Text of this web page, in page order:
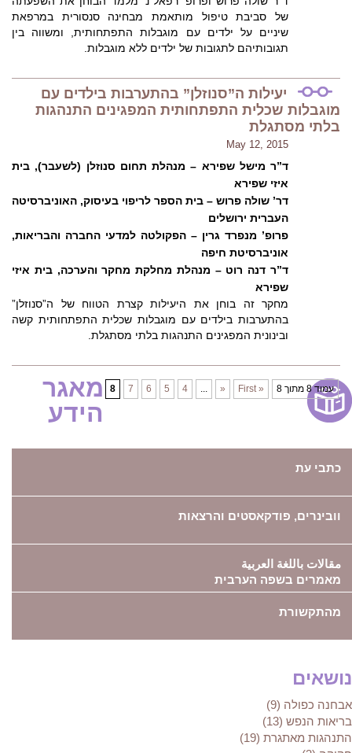
של סביבת טיפול מותאמת מבחינה סנסורית במרפאת
שיניים על ילדים עם מוגבלות התפתחותית, ומשווה בין
תגובותיהם לתגובות של ילדים ללא מוגבלות.
יעילות ה”סנוזלן” בהתערבות בילדים עם
מוגבלות שכלית התפתחותית המפגינים התנהגות
בלתי מסתגלת
May 12, 2015
ד”ר מישל שפירא – מנהלת תחום סנוזלן (לשעבר), בית
איזי שפירא
דר’ שולה פרוש – בית הספר לריפוי בעיסוק, האוניברסיטה
העברית ירושלים
פרופ’ מנפרד גרין – הפקולטה למדעי החברה והבריאות,
אוניברסיטת חיפה
ד”ר דנה רוט – מנהלת מחלקת מחקר והערכה, בית איזי
שפירא
מחקר זה בוחן את היעילות קצרת הטווח של ה”סנוזלן”
בהתערבות בילדים עם מוגבלות שכלית התפתחותית קשה
ובינונית המפגינים התנהגות בלתי מסתגלת.
עמוד 8 מתוך 8 « First
«
...
4
5
6
7
8
מאגר
הידע
כתבי עת
וובינרים, פודקאסטים והרצאות
مقالات باللغة العربية
מאמרים בשפה הערבית
מהתקשורת
נושאים
אבחנה כפולה (9)
בריאות הנפש (13)
התנהגות מאתגרת (19)